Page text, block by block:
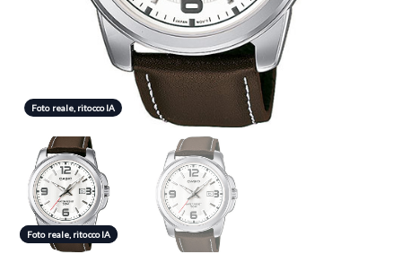
Foto reale, ritocco IA
Foto reale, ritocco IA
Foto reale, ritocco IA